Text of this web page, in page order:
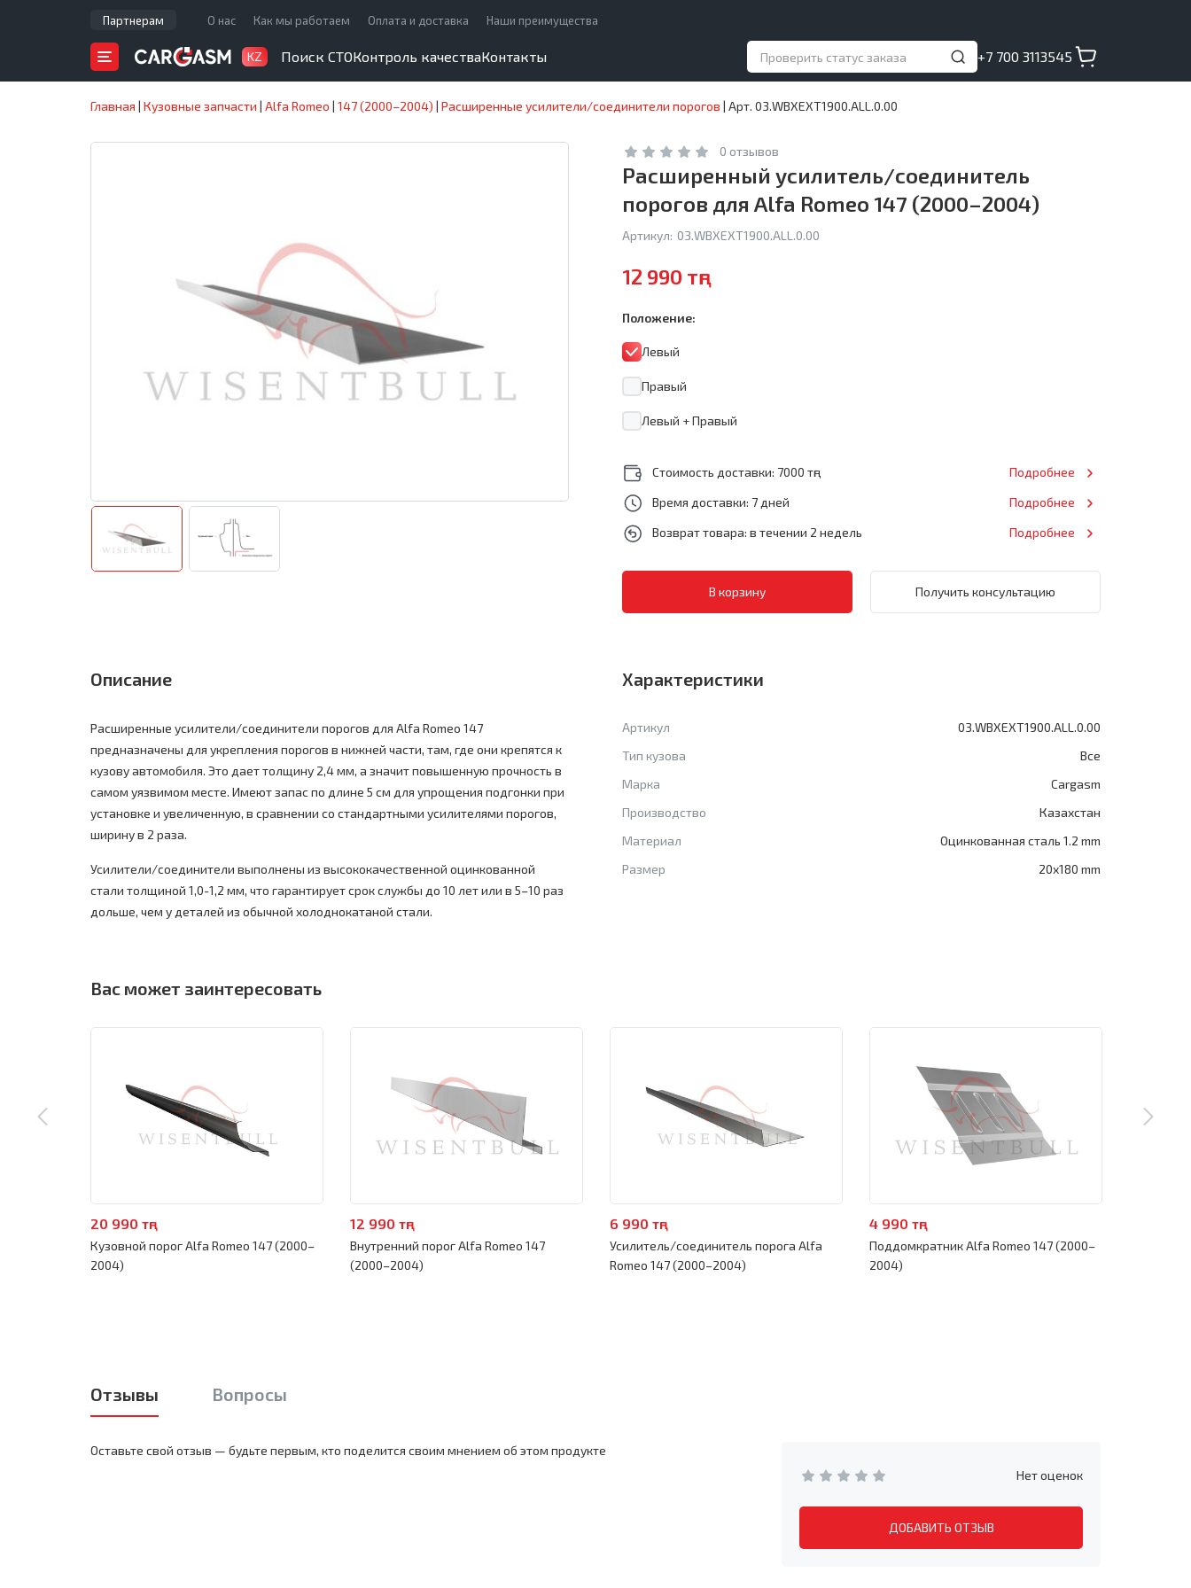
Партнерам О нас Как мы работаем Оплата и доставка Наши преимущества
KZ Поиск СТОКонтроль качестваКонтакты +7 700 3113545
Главная | Кузовные запчасти | Alfa Romeo | 147 (2000–2004) | Расширенные усилители/соединители порогов | Арт. 03.WBXEXT1900.ALL.0.00
0 отзывов
Расширенный усилитель/соединитель
порогов для Alfa Romeo 147 (2000–2004)
Артикул: 03.WBXEXT1900.ALL.0.00
12 990 тңг
Положение:
Левый
Правый
Левый + Правый
Стоимость доставки: 7000 тңг
Подробнее
Время доставки: 7 дней
Подробнее
Возврат товара: в течении 2 недель
Подробнее
Получить консультацию
Описание
Расширенные усилители/соединители порогов для Alfa Romeo 147
предназначены для укрепления порогов в нижней части, там, где они крепятся к
кузову автомобиля. Это дает толщину 2,4 мм, а значит повышенную прочность в
самом уязвимом месте. Имеют запас по длине 5 см для упрощения подгонки при
установке и увеличенную, в сравнении со стандартными усилителями порогов,
ширину в 2 раза.
Усилители/соединители выполнены из высококачественной оцинкованной
стали толщиной 1,0-1,2 мм, что гарантирует срок службы до 10 лет или в 5–10 раз
дольше, чем у деталей из обычной холоднокатаной стали.
Характеристики
Артикул
03.WBXEXT1900.ALL.0.00
Тип кузова
Все
Марка
Cargasm
Производство
Казахстан
Материал
Оцинкованная сталь 1.2 mm
Размер
20x180 mm
Вас может заинтересовать
20 990 тңг
Кузовной порог Alfa Romeo 147 (2000–
2004)
12 990 тңг
Внутренний порог Alfa Romeo 147
(2000–2004)
6 990 тңг
Усилитель/соединитель порога Alfa
Romeo 147 (2000–2004)
4 990 тңг
Поддомкратник Alfa Romeo 147 (2000–
2004)
Отзывы Вопросы
Нет оценок
ДОБАВИТЬ ОТЗЫВ
Оставьте свой отзыв — будьте первым, кто поделится своим мнением об этом продукте